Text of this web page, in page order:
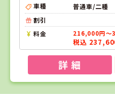
車種
普通車/二種
割引
料金
216,000円～
税込
詳 細